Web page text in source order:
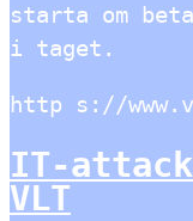
starta om
i taget.
http s://
IT-
VLT